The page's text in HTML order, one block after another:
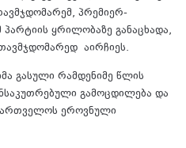
პრემიერ-
ყრილობაზე განაცხადა,
აირჩიეს.
გასული რამდენიმე წლის
გამოცდილება და
ეროვნული